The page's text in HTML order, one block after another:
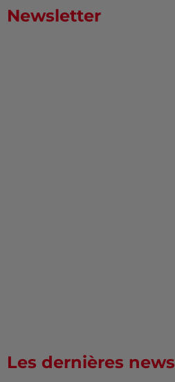
Newsletter
Les dernières news